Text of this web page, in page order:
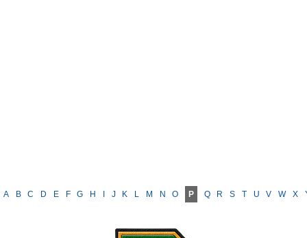
A B C D E F G H J K L M N O P Q R S T U V W X